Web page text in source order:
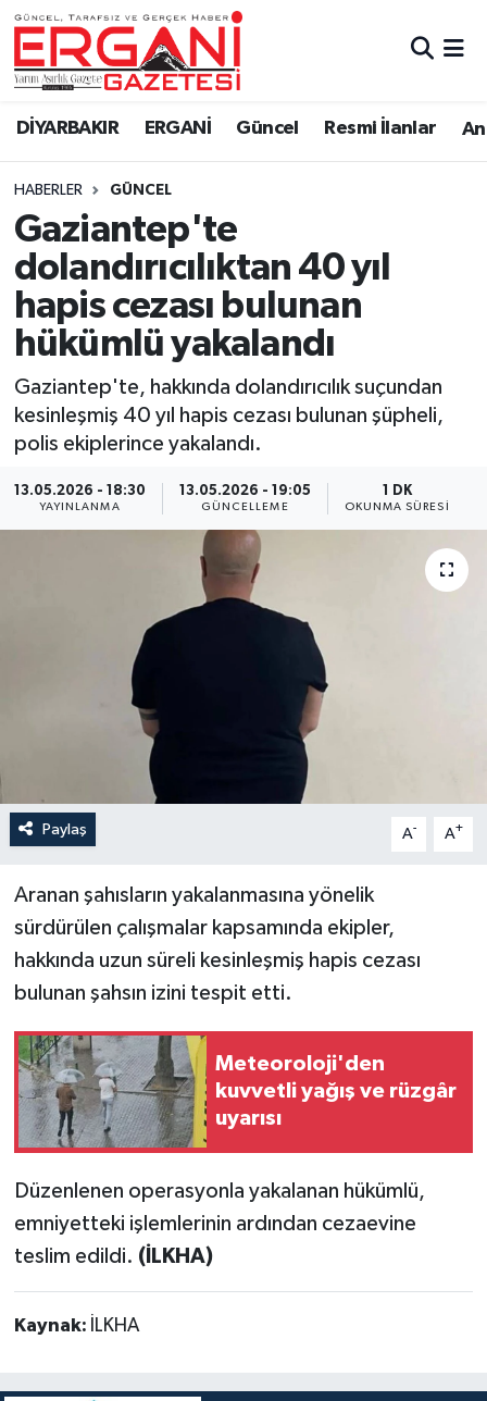
DİYARBAKIR ERGANİ Güncel Resmi İlanlar
HABERLER GÜNCEL
Gaziantep'te
dolandırıcılıktan 40 yıl
hapis cezası bulunan
hükümlü yakalandı
Gaziantep'te, hakkında dolandırıcılık suçundan
kesinleşmiş 40 yıl hapis cezası bulunan şüpheli,
polis ekiplerince yakalandı.
13.05.2026 - 18:30
YAYINLANMA
13.05.2026 - 19:05
GÜNCELLEME
1 DK
OKUNMA SÜRESI
Paylaş A- A+
Aranan şahısların yakalanmasına yönelik
sürdürülen çalışmalar kapsamında ekipler,
hakkında uzun süreli kesinleşmiş hapis cezası
bulunan şahsın izini tespit etti.
Meteoroloji'den
kuvvetli yağış ve rüzgâr
uyarısı
Düzenlenen operasyonla yakalanan hükümlü,
emniyetteki işlemlerinin ardından cezaevine
teslim edildi. (İLKHA)
Kaynak: İLKHA
DİYARBAKIR
BİSMİL
BAĞLAR
ERGANİ
Güncel
Eği̇ti̇m
Resmi İlanlar
Sağlık
Si̇yaset
Yaşam
Bi̇li̇m & Teknoloji̇
Ergani Nöbetçi Eczaneler
Ergani Hava Durumu
Ergani Trafik Yoğunluk Haritası
Süper Lig Puan Durumu ve Fikstür
Tüm Manşetler
Son Dakika Haberleri
Haber Arşivi